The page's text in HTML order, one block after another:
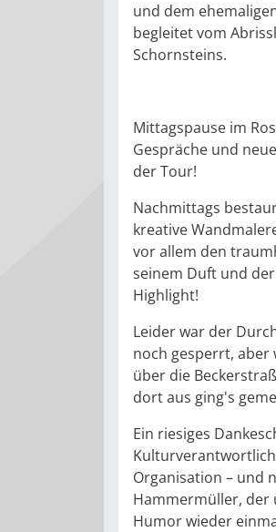
und dem
begleitet vom
Schornsteins.
Mittagspause im
Gespräche und
der Tour!
Nachmittags
kreative
vor allem den
seinem Duft und
Highlight!
Leider war der
noch gesperrt, aber
über die
dort aus ging's
Ein riesiges
Organisation – und
Hammermüller, der
Humor wieder